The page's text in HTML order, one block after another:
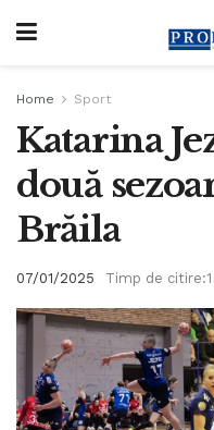
Home Sport
Katarina
două
Brăila
07/01/2025 Timp de